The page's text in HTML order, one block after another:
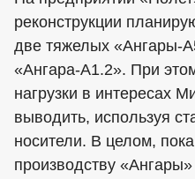
реконструкции
две тяжелых «Ангары-
«Ангара-А1.2». При
нагрузки в интересах
выводить, используя
носители. В целом,
производству